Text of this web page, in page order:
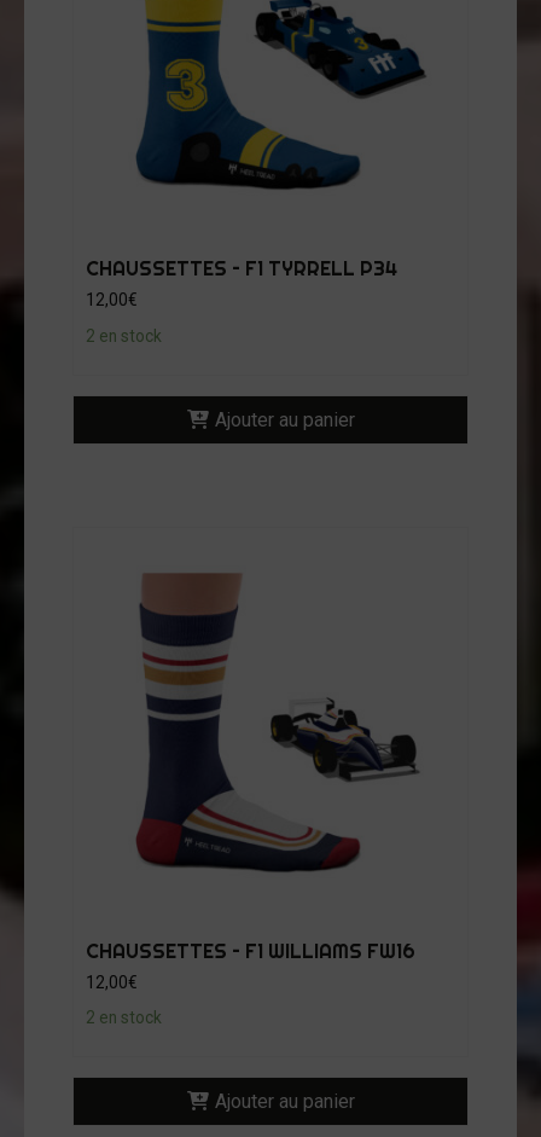
CHAUSSETTES – F1 TYRRELL P34
12,00€
2 en stock
Ajouter au panier
CHAUSSETTES – F1 WILLIAMS FW16
12,00€
2 en stock
Ajouter au panier